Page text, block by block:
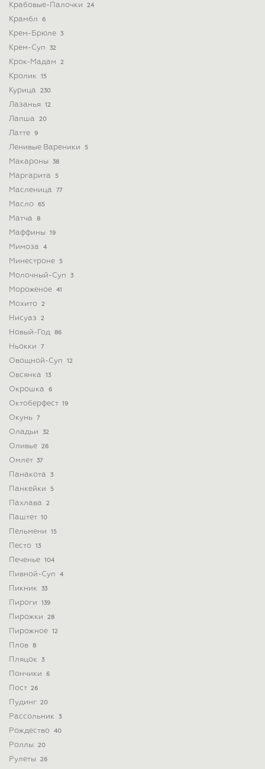
Крабовые-Палочки 24
Крамбл 6
Крем-Брюле 3
Крем-Суп 32
Крок-Мадам 2
Кролик 15
Курица 230
Лазанья 12
Лапша 20
Латте 9
Ленивые Вареники 5
Макароны 38
Маргарита 5
Масленица 77
Масло 65
Матча 8
Маффины 19
Мимоза 4
Минестроне 5
Молочный-Суп 3
Мороженое 41
Мохито 2
Нисуаз 2
Новый-Год 86
Ньокки 7
Овощной-Суп 12
Овсянка 13
Окрошка 6
Октоберфест 19
Окунь 7
Оладьи 32
Оливье 26
Омлет 37
Панакота 3
Панкейки 5
Пахлава 2
Паштет 10
Пельмени 15
Песто 13
Печенье 104
Пивной-Суп 4
Пикник 33
Пироги 139
Пирожки 28
Пирожное 12
Плов 8
Пляцок 3
Пончики 6
Пост 26
Пудинг 20
Рассольник 3
Рождество 40
Роллы 20
Рулеты 26